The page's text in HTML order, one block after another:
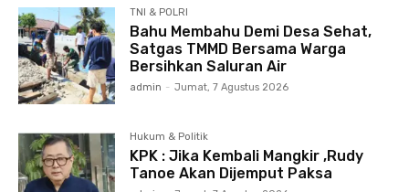
TNI & POLRI
Bahu Membahu Demi Desa Sehat,
Satgas TMMD Bersama Warga
Bersihkan Saluran Air
admin - Jumat, 7 Agustus 2026
Hukum & Politik
KPK : Jika Kembali Mangkir ,Rudy
Tanoe Akan Dijemput Paksa